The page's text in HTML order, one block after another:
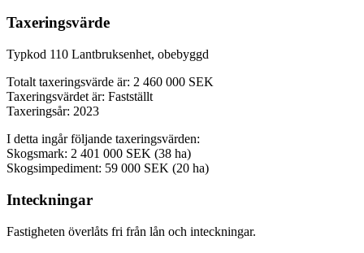
Taxeringsvärde
Typkod 110 Lantbruksenhet, obebyggd
Totalt taxeringsvärde är: 2 460 000 SEK
Taxeringsvärdet är: Fastställt
Taxeringsår: 2023
I detta ingår följande taxeringsvärden:
Skogsmark: 2 401 000 SEK (38 ha)
Skogsimpediment: 59 000 SEK (20 ha)
Inteckningar
Fastigheten överlåts fri från lån och inteckningar.